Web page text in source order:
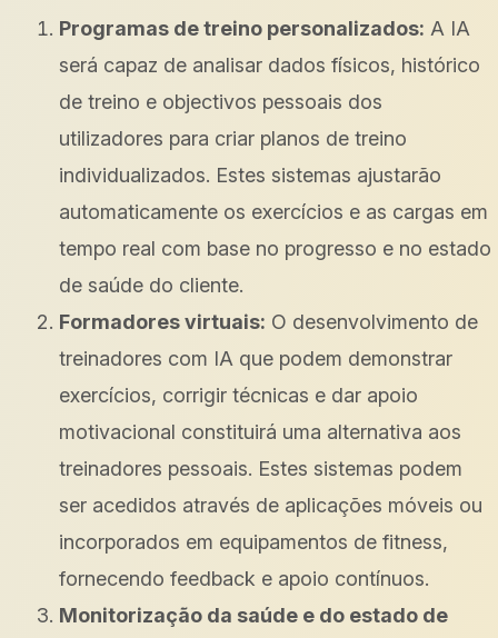
Programas de treino personalizados: A IA
será capaz de analisar dados físicos, histórico
de treino e objectivos pessoais dos
utilizadores para criar planos de treino
individualizados. Estes sistemas ajustarão
automaticamente os exercícios e as cargas em
tempo real com base no progresso e no estado
de saúde do cliente.
Formadores virtuais: O desenvolvimento de
treinadores com IA que podem demonstrar
exercícios, corrigir técnicas e dar apoio
motivacional constituirá uma alternativa aos
treinadores pessoais. Estes sistemas podem
ser acedidos através de aplicações móveis ou
incorporados em equipamentos de fitness,
fornecendo feedback e apoio contínuos.
Monitorização da saúde e do estado de